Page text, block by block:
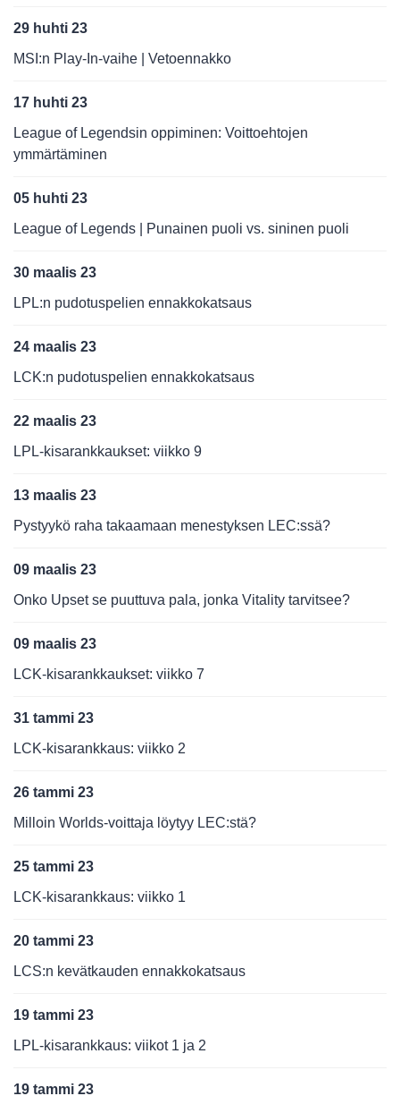
29 huhti 23
MSI:n Play-In-vaihe | Vetoennakko
17 huhti 23
League of Legendsin oppiminen: Voittoehtojen
ymmärtäminen
05 huhti 23
League of Legends | Punainen puoli vs. sininen puoli
30 maalis 23
LPL:n pudotuspelien ennakkokatsaus
24 maalis 23
LCK:n pudotuspelien ennakkokatsaus
22 maalis 23
LPL-kisarankkaukset: viikko 9
13 maalis 23
Pystyykö raha takaamaan menestyksen LEC:ssä?
09 maalis 23
Onko Upset se puuttuva pala, jonka Vitality tarvitsee?
09 maalis 23
LCK-kisarankkaukset: viikko 7
31 tammi 23
LCK-kisarankkaus: viikko 2
26 tammi 23
Milloin Worlds-voittaja löytyy LEC:stä?
25 tammi 23
LCK-kisarankkaus: viikko 1
20 tammi 23
LCS:n kevätkauden ennakkokatsaus
19 tammi 23
LPL-kisarankkaus: viikot 1 ja 2
19 tammi 23